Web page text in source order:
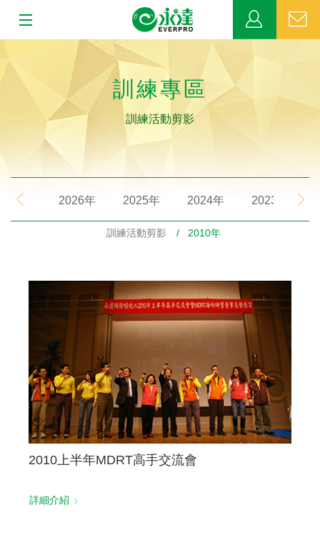
業務發展
MDRT
新聞中心
公益活動
網站連結
聯絡我們
2026年 2025年 2024年 2023年
訓練專區
訓練活動剪影
訓練活動剪影 / 2010年
2010上半年MDRT高手交流會
詳細介紹